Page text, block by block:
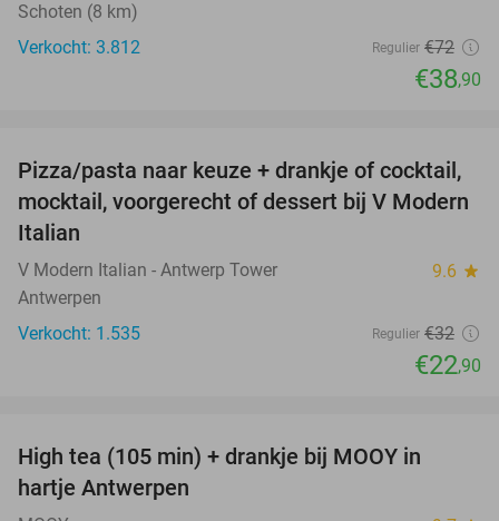
Schoten (8 km)
Verkocht: 3.812
Regulier €72
€38,90
28%
Pizza/pasta naar keuze + drankje of cocktail,
mocktail, voorgerecht of dessert bij V Modern
Italian
V Modern Italian - Antwerp Tower 9.6 star
Antwerpen
Verkocht: 1.535
Regulier €32
€22,90
High tea (105 min) + drankje bij MOOY in
hartje Antwerpen